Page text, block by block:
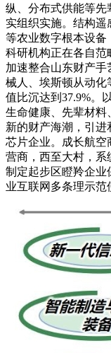
纵、分布式供能等先
实组织实施。结构遥
等农业数字根本设备
科研机构正在各自范
加速整合山东财产
械人、埃斯顿从动化
值比沉达到37.9%。
生命健康、先辈材料
新的财产海潮，引
芯片企业。成长航空
营商，西至大村，系
制定起步区瞪羚企业
业互联网多条理示范